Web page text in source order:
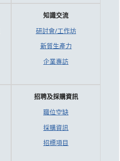
知識交流
研討會/工作坊
新質生產力
企業專訪
招聘及採購資訊
職位空缺
採購資訊
招標項目